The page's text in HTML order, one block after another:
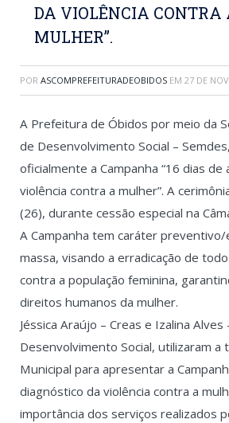
DA VIOLÊNCIA CONTRA
MULHER”.
POR ASCOMPREFEITURADEOBIDOS EM 27 DE
A Prefeitura de Óbidos por meio da
de Desenvolvimento Social –
oficialmente a Campanha “16 dias
violência contra a mulher”. A
(26), durante cessão especial na
A Campanha tem caráter
massa, visando a erradicação de
contra a população feminina,
direitos humanos da mulher.
Jéssica Araújo – Creas e Izalina
Desenvolvimento Social, utilizaram a
Municipal para apresentar a
diagnóstico da violência contra a
importância dos serviços realizados